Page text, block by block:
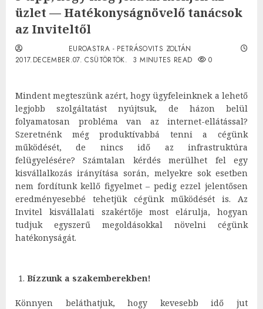
üzlet — Hatékonyságnövelő tanácsok
az Inviteltől
EUROASTRA - PETRÁSOVITS ZOLTÁN
2017.DECEMBER.07. CSÜTÖRTÖK.
3 MINUTES READ 0
Mindent megteszünk azért, hogy ügyfeleinknek a lehető
legjobb szolgáltatást nyújtsuk, de házon belül
folyamatosan probléma van az internet-ellátással?
Szeretnénk még produktívabbá tenni a cégünk
működését, de nincs idő az infrastruktúra
felügyelésére? Számtalan kérdés merülhet fel egy
kisvállalkozás irányítása során, melyekre sok esetben
nem fordítunk kellő figyelmet – pedig ezzel jelentősen
eredményesebbé tehetjük cégünk működését is. Az
Invitel kisvállalati szakértője most elárulja, hogyan
tudjuk egyszerű megoldásokkal növelni cégünk
hatékonyságát.
Bízzunk a szakemberekben!
Könnyen beláthatjuk, hogy kevesebb idő jut